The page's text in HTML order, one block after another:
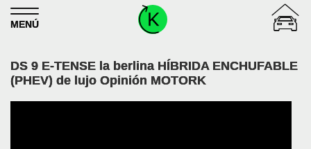
Skip to content
MENÚ
DS 9 E-TENSE la berlina HÍBRIDA ENCHUFABLE
(PHEV) de lujo Opinión MOTORK